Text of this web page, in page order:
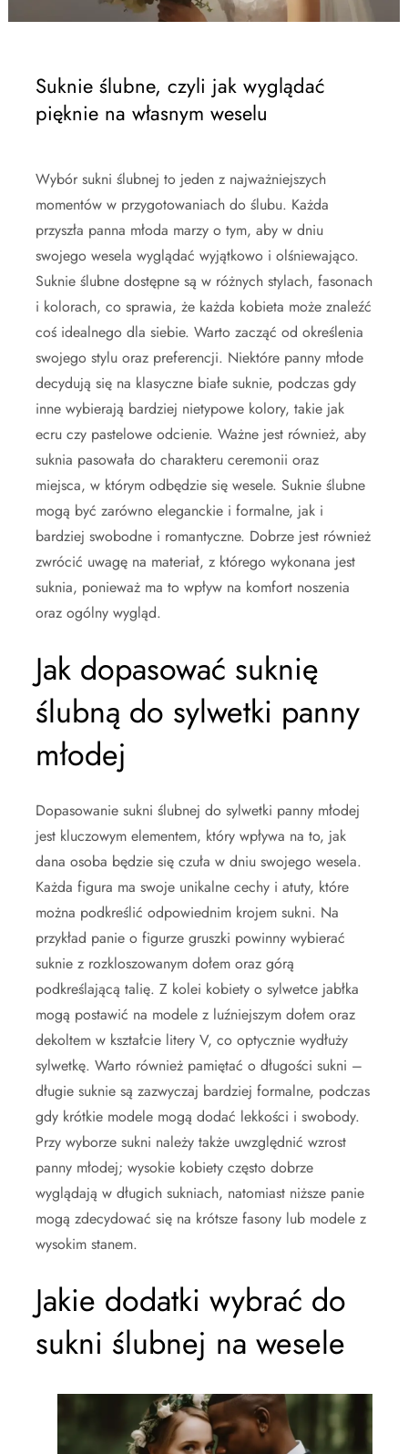
Suknie ślubne, czyli jak wyglądać
pięknie na własnym weselu
Wybór sukni ślubnej to jeden z najważniejszych
momentów w przygotowaniach do ślubu. Każda
przyszła panna młoda marzy o tym, aby w dniu
swojego wesela wyglądać wyjątkowo i olśniewająco.
Suknie ślubne dostępne są w różnych stylach, fasonach
i kolorach, co sprawia, że każda kobieta może znaleźć
coś idealnego dla siebie. Warto zacząć od określenia
swojego stylu oraz preferencji. Niektóre panny młode
decydują się na klasyczne białe suknie, podczas gdy
inne wybierają bardziej nietypowe kolory, takie jak
ecru czy pastelowe odcienie. Ważne jest również, aby
suknia pasowała do charakteru ceremonii oraz
miejsca, w którym odbędzie się wesele. Suknie ślubne
mogą być zarówno eleganckie i formalne, jak i
bardziej swobodne i romantyczne. Dobrze jest również
zwrócić uwagę na materiał, z którego wykonana jest
suknia, ponieważ ma to wpływ na komfort noszenia
oraz ogólny wygląd.
Jak dopasować suknię
ślubną do sylwetki panny
młodej
Dopasowanie sukni ślubnej do sylwetki panny młodej
jest kluczowym elementem, który wpływa na to, jak
dana osoba będzie się czuła w dniu swojego wesela.
Każda figura ma swoje unikalne cechy i atuty, które
można podkreślić odpowiednim krojem sukni. Na
przykład panie o figurze gruszki powinny wybierać
suknie z rozkloszowanym dołem oraz górą
podkreślającą talię. Z kolei kobiety o sylwetce jabłka
mogą postawić na modele z luźniejszym dołem oraz
dekoltem w kształcie litery V, co optycznie wydłuży
sylwetkę. Warto również pamiętać o długości sukni –
długie suknie są zazwyczaj bardziej formalne, podczas
gdy krótkie modele mogą dodać lekkości i swobody.
Przy wyborze sukni należy także uwzględnić wzrost
panny młodej; wysokie kobiety często dobrze
wyglądają w długich sukniach, natomiast niższe panie
mogą zdecydować się na krótsze fasony lub modele z
wysokim stanem.
Jakie dodatki wybrać do
sukni ślubnej na wesele